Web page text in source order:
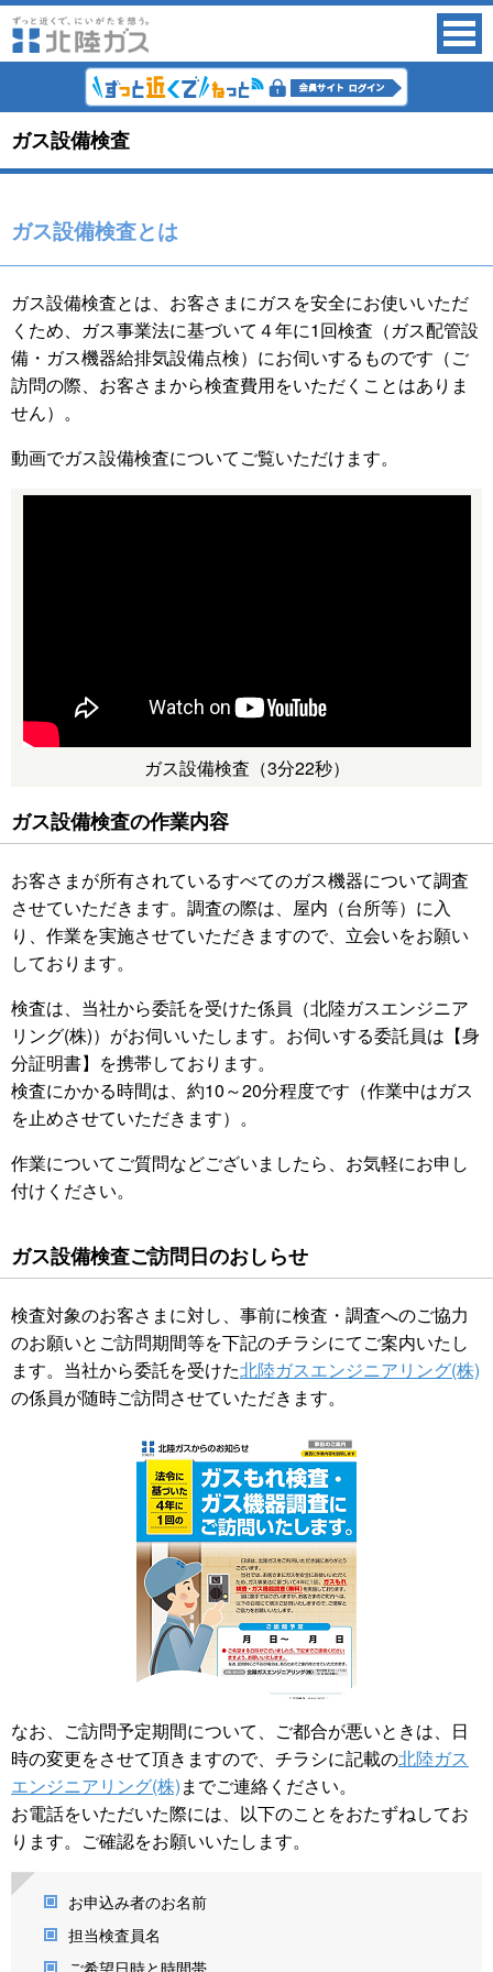
ガス設備検査
ガス設備検査とは
ガス設備検査とは、お客さまにガスを安全にお使いいただ
くため、ガス事業法に基づいて４年に1回検査（ガス配管設
備・ガス機器給排気設備点検）にお伺いするものです（ご
訪問の際、お客さまから検査費用をいただくことはありま
せん）。
動画でガス設備検査についてご覧いただけます。
ガス設備検査（3分22秒）
ガス設備検査の作業内容
お客さまが所有されているすべてのガス機器について調査
させていただきます。調査の際は、屋内（台所等）に入
り、作業を実施させていただきますので、立会いをお願い
しております。
検査は、当社から委託を受けた係員（北陸ガスエンジニア
リング(株)）がお伺いいたします。お伺いする委託員は【身
分証明書】を携帯しております。
検査にかかる時間は、約10～20分程度です（作業中はガス
を止めさせていただきます）。
作業についてご質問などございましたら、お気軽にお申し
付けください。
ガス設備検査ご訪問日のおしらせ
検査対象のお客さまに対し、事前に検査・調査へのご協力
のお願いとご訪問期間等を下記のチラシにてご案内いたし
ます。当社から委託を受けた北陸ガスエンジニアリング(株)
の係員が随時ご訪問させていただきます。
なお、ご訪問予定期間について、ご都合が悪いときは、日
時の変更をさせて頂きますので、チラシに記載の北陸ガス
エンジニアリング(株)までご連絡ください。
お電話をいただいた際には、以下のことをおたずねしてお
ります。ご確認をお願いいたします。
お申込み者のお名前
担当検査員名
ご希望日時と時間帯